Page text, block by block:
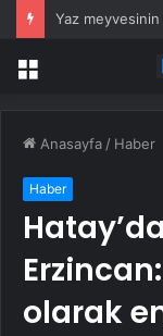
Yaz meyvesinin
Menü
Anasayfa / Haber
Haber
olarak